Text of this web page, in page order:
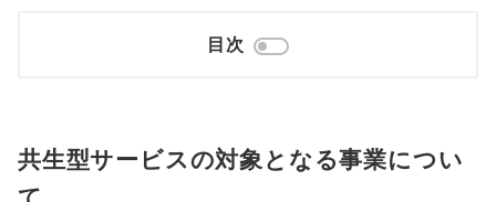
目次
共生型サービスの対象となる事業につい
て